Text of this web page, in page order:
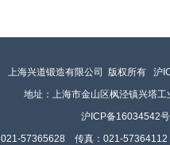
上海兴道锻造有限公司 版权所有 沪
地址：上海市金山区枫泾镇兴塔
沪ICP备16034542
021-57365628 传真： 021-